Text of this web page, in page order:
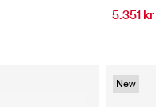
5.351 kr
New